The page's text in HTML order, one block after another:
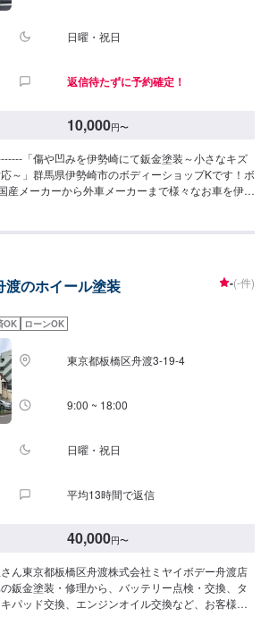
日曜・祝日
返信待たずに予約確定！
10,000円〜
「傷や凹みを伊勢崎にて鈑金塗装～小さなキズ
～」群馬県伊勢崎市のボディーショップKです！ボ
産メーカーから外車メーカーまで様々なお車を伊勢
プロの技でお直しいたします。お困りのことがご
のエアコン修理も対応できます！全員業界歴20年
【1】オファーにてお問い合わせ
りにご納得いただければ作業開始【4】仕上がり
ち込みについて-----------パーツの持ち込み可能で
願い致します。【定休日・営業時間】定休日：日
渡のホイール塗装 -(-件)
OK ローンOK
東京都板橋区舟渡3-19-4
9:00 ~ 18:00
日曜・祝日
平均13時間で返信
40,000円〜
ん東京都板橋区舟渡株式会社ミヤイボデー舟渡店
鈑金塗装・修理から、バッテリー点検・交換、タ
パッド交換、エンジンオイル交換など、お客様の